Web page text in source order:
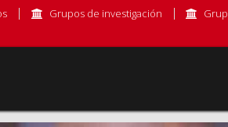
Grupos de investigación